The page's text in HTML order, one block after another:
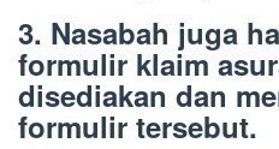
3. Nasabah juga
formulir klaim
disediakan dan
formulir tersebut.